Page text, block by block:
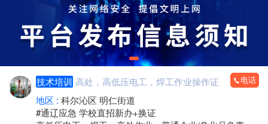
技术培训 高处，高低压电工，焊工作业操作证 电话
地区 : 科尔沁区 明仁街道
#通辽应急 学校直招新办+换证